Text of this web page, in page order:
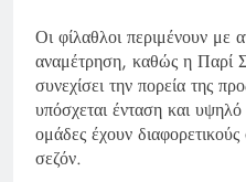
Οι φίλαθλοι περιμένουν με
αναμέτρηση, καθώς η Παρί
συνεχίσει την πορεία της
υπόσχεται ένταση και
ομάδες έχουν
σεζόν.